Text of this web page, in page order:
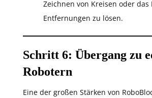
Zeichnen von Kreisen oder das
Entfernungen zu lösen.
Schritt 6: Übergang zu
Robotern
Eine der großen Stärken von